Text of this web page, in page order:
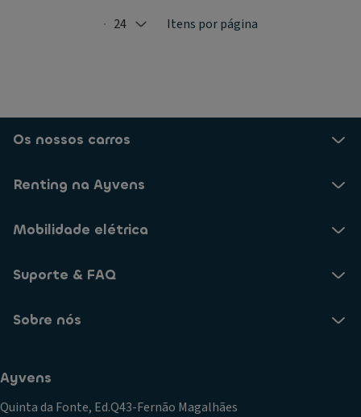
Selected: 24
24 Itens por página
Os nossos carros
Renting na Ayvens
Mobilidade elétrica
Suporte & FAQ
Sobre nós
Ayvens
Quinta da Fonte, Ed.Q43-Fernão Magalhães